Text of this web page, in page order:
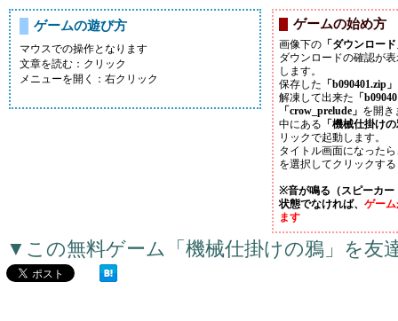
ゲームの遊び方
マウスでの操作となります
文章を読む：クリック
メニューを開く：右クリック
ゲームの始め方
画像下の 「ダウンロー
ダウンロードの確認が
します。
保存した 「b090401.zip」
解凍して出来た 「
「crow_prelude」 を開き
中にある 「機械仕掛け
リックで起動します。
タイトル画面になった
を選択してクリックす
※音が鳴る（スピーカー
状態でなければ、 ゲー
ます
▼この無料ゲーム「機械仕掛けの鴉」を友